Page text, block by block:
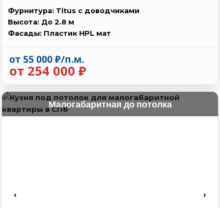
Фурнитура: Titus с доводчиками
Высота: До 2.8 м
Фасады: Пластик HPL мат
от 55 000 ₽/п.м.
от 254 000 ₽
Малогабаритная до потолка
‹ ›